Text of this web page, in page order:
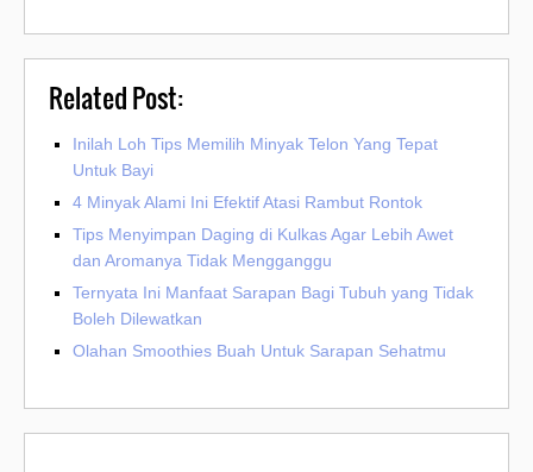
Related Post:
Inilah Loh Tips Memilih Minyak Telon Yang Tepat
Untuk Bayi
4 Minyak Alami Ini Efektif Atasi Rambut Rontok
Tips Menyimpan Daging di Kulkas Agar Lebih Awet
dan Aromanya Tidak Mengganggu
Ternyata Ini Manfaat Sarapan Bagi Tubuh yang Tidak
Boleh Dilewatkan
Olahan Smoothies Buah Untuk Sarapan Sehatmu